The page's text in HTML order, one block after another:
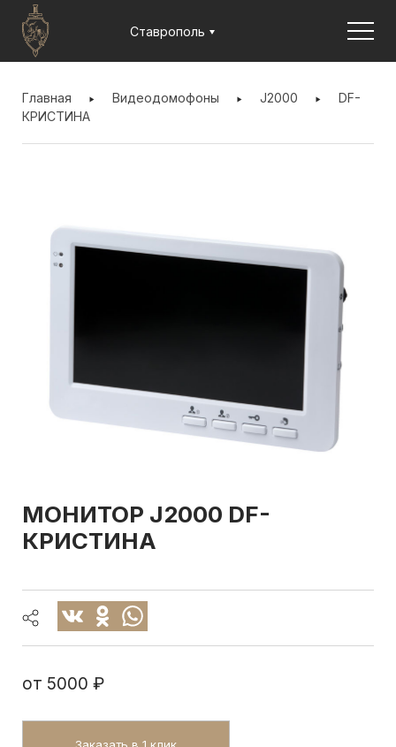
Ставрополь
ЗДЕСЬ
Главная Видеодомофоны J2000
DF-
КРИСТИНА
МОНИТОР J2000 DF-
КРИСТИНА
от 5000 ₽
Заказать в 1 клик